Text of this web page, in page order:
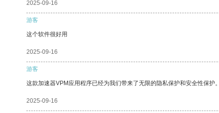
2025-09-16
游客
这个软件很好用
2025-09-16
游客
这款加速器VPM应用程序已经为我们带来了无限的隐私保护和安全性保护
2025-09-16